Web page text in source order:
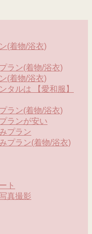
(着物/浴衣)
ラン(着物/浴衣)
(着物/浴衣)
タルは 【愛和服】
ラン(着物/浴衣)
ランが安い
プラン
プラン(着物/浴衣)
ト
真撮影